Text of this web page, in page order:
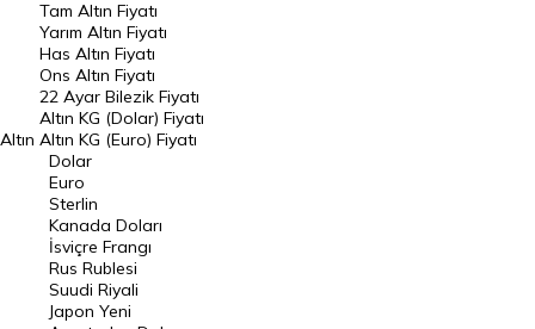
DÖVİZ
Döviz Kuru
Dolar Kuru
Euro Kuru
Pound Kuru
Frank Kuru
Riyal Kuru
Avustralya Doları
Altın
Tam Altın Fiyatı
Yarım Altın Fiyatı
Has Altın Fiyatı
Ons Altın Fiyatı
22 Ayar Bilezik Fiyatı
Altın KG (Dolar) Fiyatı
Altın KG (Euro) Fiyatı
Dolar
Euro
Sterlin
Kanada Doları
İsviçre Frangı
Rus Rublesi
Suudi Riyali
Japon Yeni